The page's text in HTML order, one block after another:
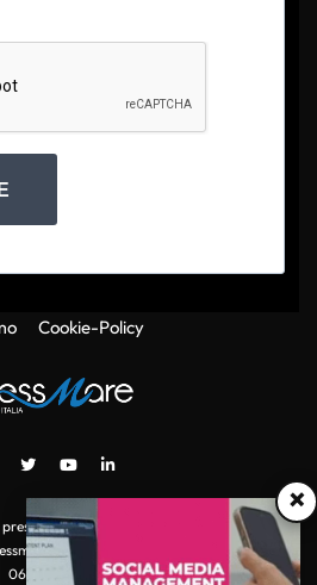
×
Cookie-Policy
il Tribunale di Roma con autorizzazione
è un marchio di S.P.E.N. Srl - P.IVA
06511641000